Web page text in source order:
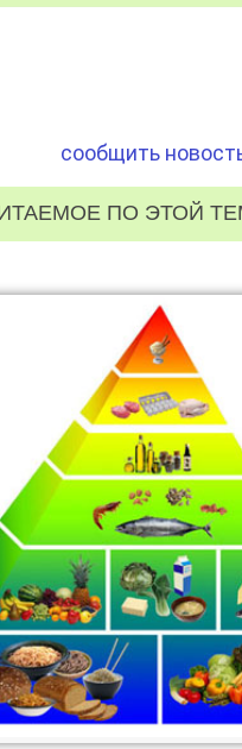
сообщить
ПО ЭТОЙ